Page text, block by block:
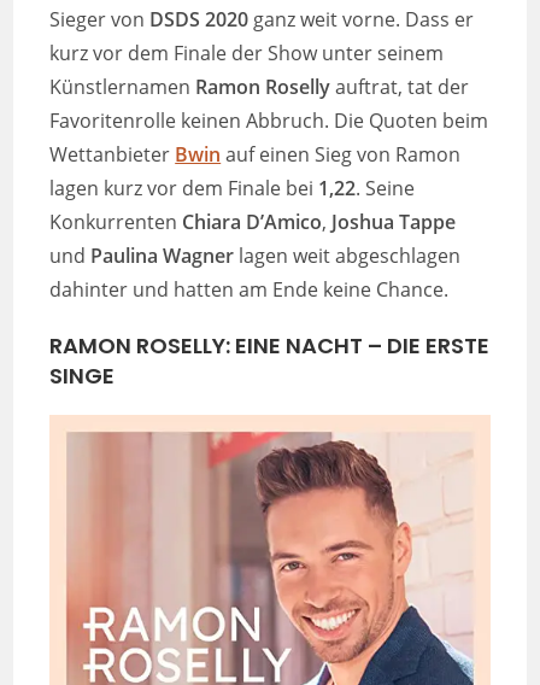
Sieger von DSDS 2020 ganz weit vorne. Dass er
kurz vor dem Finale der Show unter seinem
Künstlernamen Ramon Rosellyauftrat, tat der
Favoritenrolle keinen Abbruch. Die Quoten beim
Wettanbieter Bwin auf einen Sieg von Ramon
lagen kurz vor dem Finale bei 1,22. Seine
Konkurrenten Chiara D’Amico, Joshua Tappe
und Paulina Wagner lagen weit abgeschlagen
dahinter und hatten am Ende keine Chance.
RAMON ROSELLY: EINE NACHT – DIE ERSTE
SINGE